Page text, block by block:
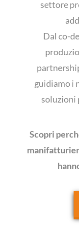
settore
Dal co-
guidiamo i
soluzioni
Scopri